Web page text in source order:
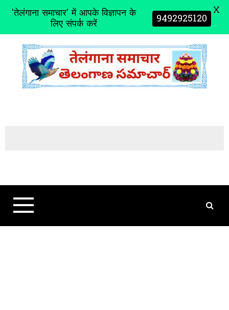
t
'तेलंगाना समाचार' में आपके विज्ञापन के
लिए संपर्क करें 9492925120 X